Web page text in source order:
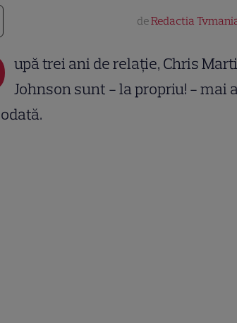
deRedactia
upă trei ani de relație, Chris
Johnson sunt - la propriu! - mai